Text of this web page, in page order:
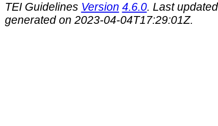
TEI Guidelines Version 4.6.0. Last
generated on 2023-04-04T17:29:01Z.